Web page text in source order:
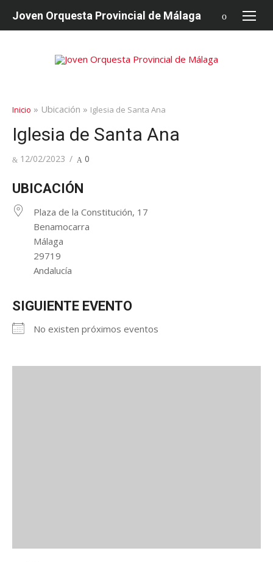
Joven Orquesta Provincial de Málaga
Inicio » Ubicación » Iglesia de Santa Ana
Iglesia de Santa Ana
Publicado
12/02/2023 0
UBICACIÓN
Plaza de la Constitución, 17
Benamocarra
Málaga
29719
Andalucía
SIGUIENTE EVENTO
No existen próximos eventos